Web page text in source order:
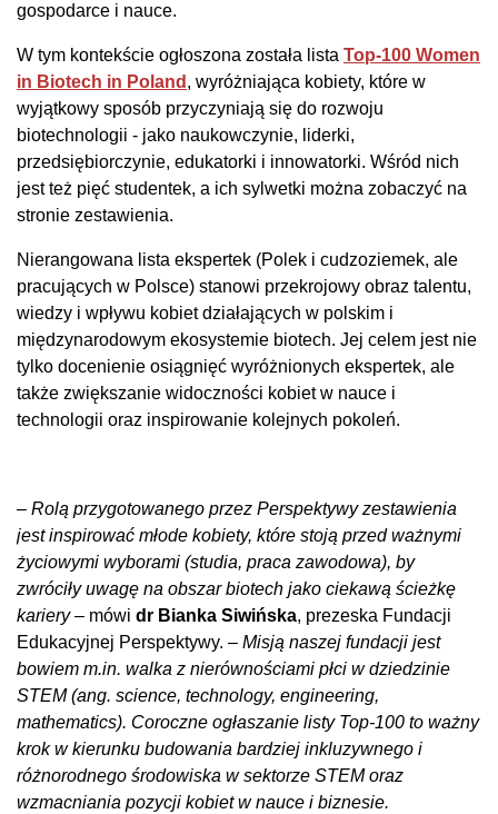
gospodarce i nauce.
W tym kontekście ogłoszona została lista Top-100 Women
in Biotech in Poland , wyróżniająca kobiety, które w
wyjątkowy sposób przyczyniają się do rozwoju
biotechnologii - jako naukowczynie, liderki,
przedsiębiorczynie, edukatorki i innowatorki. Wśród nich
jest też pięć studentek, a ich sylwetki można zobaczyć na
stronie zestawienia.
Nierangowana lista ekspertek (Polek i cudzoziemek, ale
pracujących w Polsce) stanowi przekrojowy obraz talentu,
wiedzy i wpływu kobiet działających w polskim i
międzynarodowym ekosystemie biotech. Jej celem jest nie
tylko docenienie osiągnięć wyróżnionych ekspertek, ale
także zwiększanie widoczności kobiet w nauce i
technologii oraz inspirowanie kolejnych pokoleń.
– Rolą przygotowanego przez Perspektywy zestawienia
jest inspirować młode kobiety, które stoją przed ważnymi
życiowymi wyborami (studia, praca zawodowa), by
zwróciły uwagę na obszar biotech jako ciekawą ścieżkę
kariery– mówi dr Bianka Siwińska, prezeska Fundacji
Edukacyjnej Perspektywy. – Misją naszej fundacji jest
bowiem m.in. walka z nierównościami płci w dziedzinie
STEM (ang. science, technology, engineering,
mathematics). Coroczne ogłaszanie listy Top-100 to ważny
krok w kierunku budowania bardziej inkluzywnego i
różnorodnego środowiska w sektorze STEM oraz
wzmacniania pozycji kobiet w nauce i biznesie.